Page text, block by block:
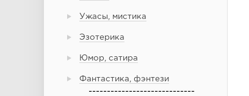
Ужасы, мистика
Эзотерика
Юмор, сатира
Фантастика, фэнтези
-----------------------------